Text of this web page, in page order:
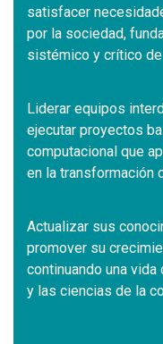
satisfacer
por la sociedad,
sistémico y crítico
Liderar equipos
ejecutar proyectos
computacional que
en la transformación
Actualizar sus
promover su
continuando una
y las ciencias de la